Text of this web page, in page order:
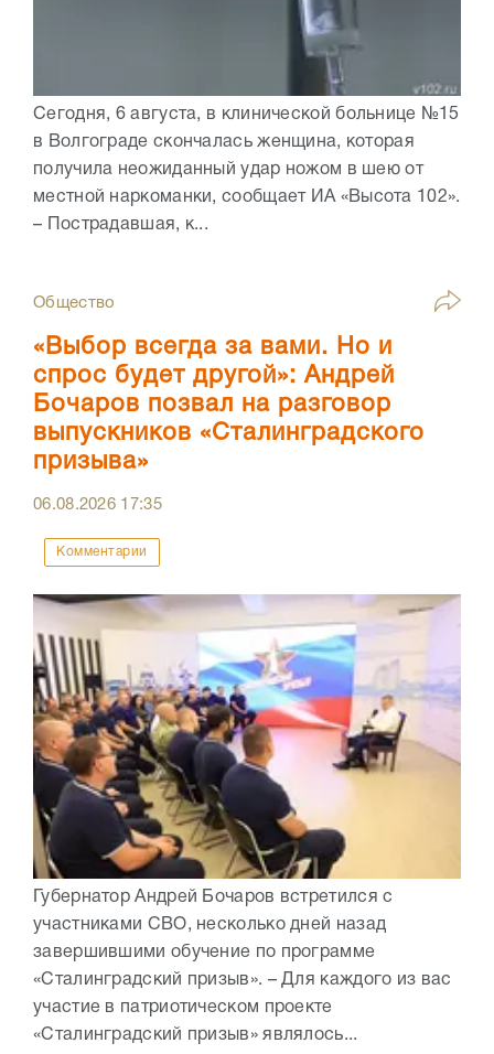
Сегодня, 6 августа, в клинической больнице №15
в Волгограде скончалась женщина, которая
получила неожиданный удар ножом в шею от
местной наркоманки, сообщает ИА «Высота 102».
– Пострадавшая, к...
Общество
«Выбор всегда за вами. Но и
спрос будет другой»: Андрей
Бочаров позвал на разговор
выпускников «Сталинградского
призыва»
06.08.2026 17:35
Комментарии
Губернатор Андрей Бочаров встретился с
участниками СВО, несколько дней назад
завершившими обучение по программе
«Сталинградский призыв». – Для каждого из вас
участие в патриотическом проекте
«Сталинградский призыв» являлось...